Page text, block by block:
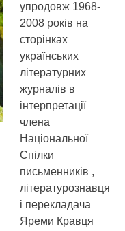
упродовж 1968-
2008 років на
сторінках
українських
літературних
журналів в
інтерпретації
члена
Національної
Спілки
письменників ,
літературознавця
і перекладача
Яреми Кравця